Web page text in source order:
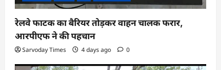
रेलवे फाटक का बैरियर तोड़कर वाहन चालक फरार,
आरपीएफ ने की पहचान
Sarvoday Times 4 days ago 0